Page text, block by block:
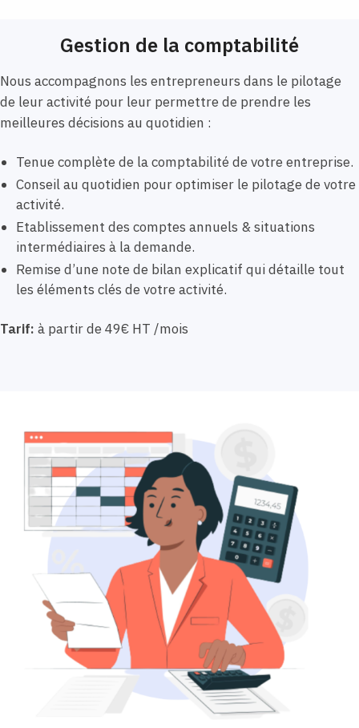
Gestion de la comptabilité
Nous accompagnons les entrepreneurs dans le pilotage
de leur activité pour leur permettre de prendre les
meilleures décisions au quotidien :
Tenue complète de la comptabilité de votre entreprise.
Conseil au quotidien pour optimiser le pilotage de votre
activité.
Etablissement des comptes annuels & situations
intermédiaires à la demande.
Remise d’une note de bilan explicatif qui détaille tout
les éléments clés de votre activité.
Tarif: à partir de 49€ HT /mois